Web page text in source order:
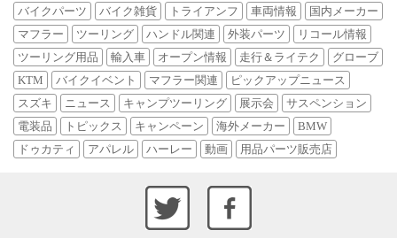
バイクパーツ
バイク雑貨 トライアンフ 車両情報
国内メーカー
マフラー
ツーリング ハンドル関連 外装パーツ
リコール情報
ツーリング用品
輸入車 オープン情報 走行＆ライテク
グローブ
KTM
バイクイベント マフラー関連
ピックアップニュース
スズキ
ニュース キャンプツーリング 展示会
サスペンション
電装品
トピックス キャンペーン 海外メーカー
BMW
ドゥカティ
アパレル ハーレー 動画 用品パーツ販売店